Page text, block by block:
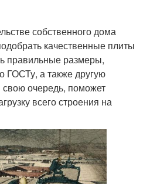
собственного дома
качественные плиты
правильные размеры,
ГОСТу, а также другую
очередь, поможет
всего строения на